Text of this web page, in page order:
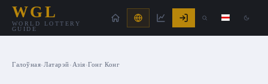
WGL
WORLD LOTTERY
GUIDE
Галоўная› Латарэй› Азія›Гонг Конг